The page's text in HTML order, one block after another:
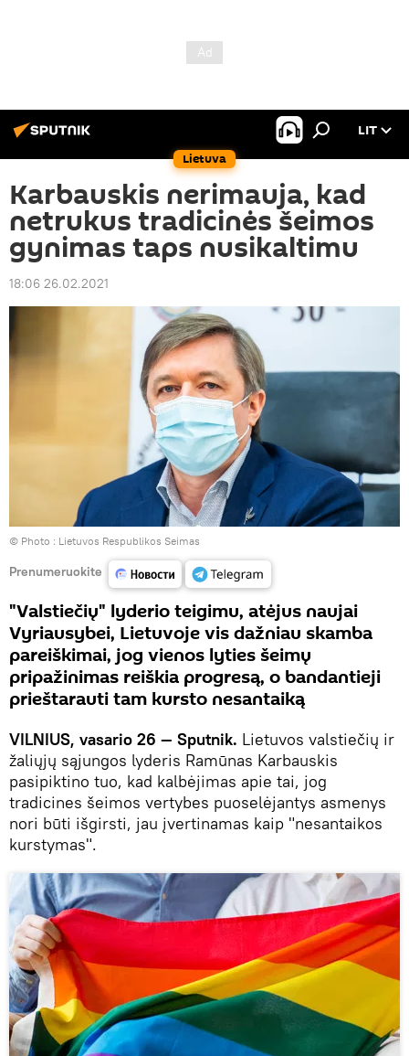
Lietuva
LIT
Karbauskis nerimauja, kad
netrukus tradicinės šeimos
gynimas taps nusikaltimu
18:06 26.02.2021
© Photo : Lietuvos Respublikos Seimas
Prenumeruokite
"Valstiečių" lyderio teigimu, atėjus naujai
Vyriausybei, Lietuvoje vis dažniau skamba
pareiškimai, jog vienos lyties šeimų
pripažinimas reiškia progresą, o bandantieji
prieštarauti tam kursto nesantaiką
VILNIUS, vasario 26 — Sputnik. Lietuvos valstiečių ir
žaliųjų sąjungos lyderis Ramūnas Karbauskis
pasipiktino tuo, kad kalbėjimas apie tai, jog
tradicines šeimos vertybes puoselėjantys asmenys
nori būti išgirsti, jau įvertinamas kaip "nesantaikos
kurstymas".